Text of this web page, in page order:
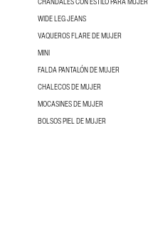
WIDE LEG JEANS
VAQUEROS FLARE DE MUJER
MINI
FALDA PANTALÓN DE MUJER
CHALECOS DE MUJER
MOCASINES DE MUJER
BOLSOS PIEL DE MUJER